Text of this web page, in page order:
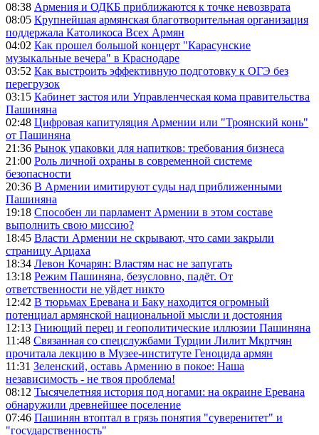
08:38 Армения и ОДКБ приближаются к точке невозврата
08:05 Крупнейшая армянская благотворительная организация
поддержала Католикоса Всех Армян
04:02 Как прошел большой концерт "Карасунские
музыкальные вечера" в Краснодаре
03:52 Как выстроить эффективную подготовку к ОГЭ без
перегрузок
03:15 Кабинет застоя или Управленческая кома правительства
Пашиняна
02:48 Цифровая капитуляция Армении или "Троянский конь"
от Пашиняна
21:36 Рынок упаковки для напитков: требования бизнеса
21:00 Роль личной охраны в современной системе
безопасности
20:36 В Армении имитируют суды над приближенными
Пашиняна
19:18 Способен ли парламент Армении в этом составе
выполнить свою миссию?
18:45 Власти Армении не скрывают, что сами закрыли
страницу Арцаха
18:34 Левон Кочарян: Властям нас не запугать
13:18 Режим Пашиняна, безусловно, падёт. От
ответственности не уйдет никто
12:42 В тюрьмах Еревана и Баку находится огромный
потенциал армянской национальной мысли и достояния
12:13 Гниющий перец и геополитические иллюзии Пашиняна
11:48 Связанная со спецслужбами Турции Лилит Мкртчян
прочитала лекцию в Музее-институте Геноцида армян
11:31 Зеленский, оставь Армению в покое: Наша
независимость - не твоя проблема!
08:12 Тысячелетняя история под ногами: на окраине Еревана
обнаружили древнейшее поселение
07:46 Пашинян втоптал в грязь понятия "суверенитет" и
"государственность"